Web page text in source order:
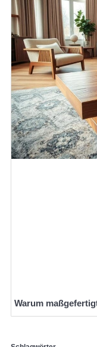
Warum